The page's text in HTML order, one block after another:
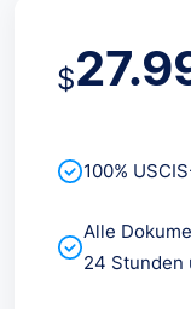
$
100%
Alle
24 Stunden